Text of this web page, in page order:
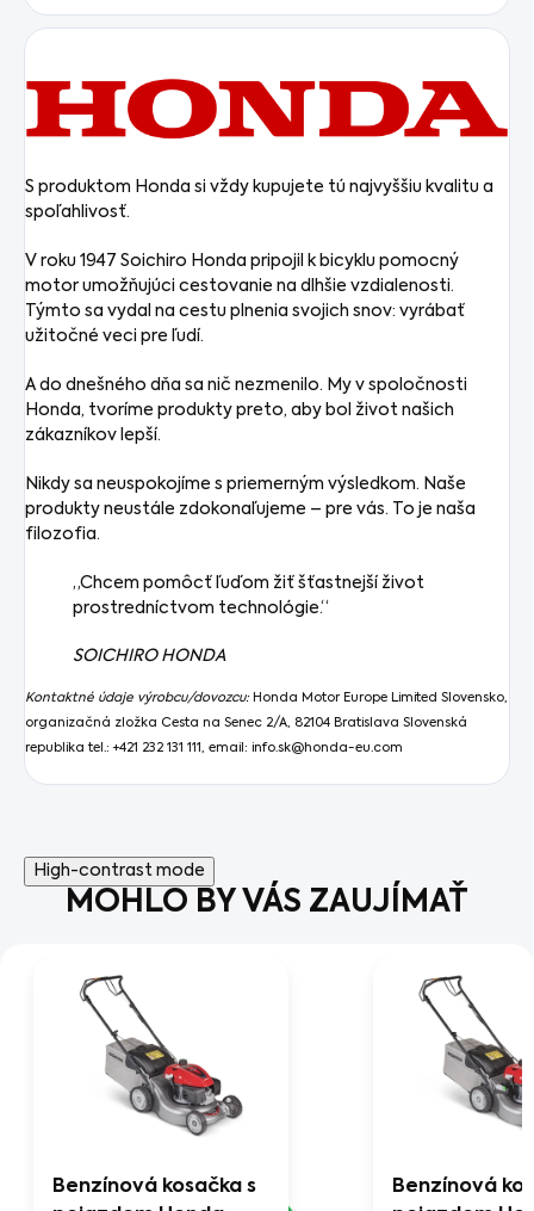
S produktom Honda si vždy kupujete tú najvyššiu kvalitu a
spoľahlivosť.
V roku 1947 Soichiro Honda pripojil k bicyklu pomocný
motor umožňujúci cestovanie na dlhšie vzdialenosti.
Týmto sa vydal na cestu plnenia svojich snov: vyrábať
užitočné veci pre ľudí.
A do dnešného dňa sa nič nezmenilo. My v spoločnosti
Honda, tvoríme produkty preto, aby bol život našich
zákazníkov lepší.
Nikdy sa neuspokojíme s priemerným výsledkom. Naše
produkty neustále zdokonaľujeme – pre vás. To je naša
filozofia.
„Chcem pomôcť ľuďom žiť šťastnejší život
prostredníctvom technológie.“
SOICHIRO HONDA
Kontaktné údaje výrobcu/dovozcu: Honda Motor Europe Limited Slovensko,
organizačná zložka Cesta na Senec 2/A, 82104 Bratislava Slovenská
republikatel.: +421 232 131 111, email: info.sk@honda-eu.com
High-contrast mode
MOHLO BY VÁS ZAUJÍMAŤ
Benzínová kosačka s
Benzínová